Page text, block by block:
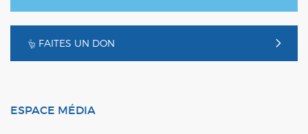
FAITES UN DON
ESPACE MÉDIA